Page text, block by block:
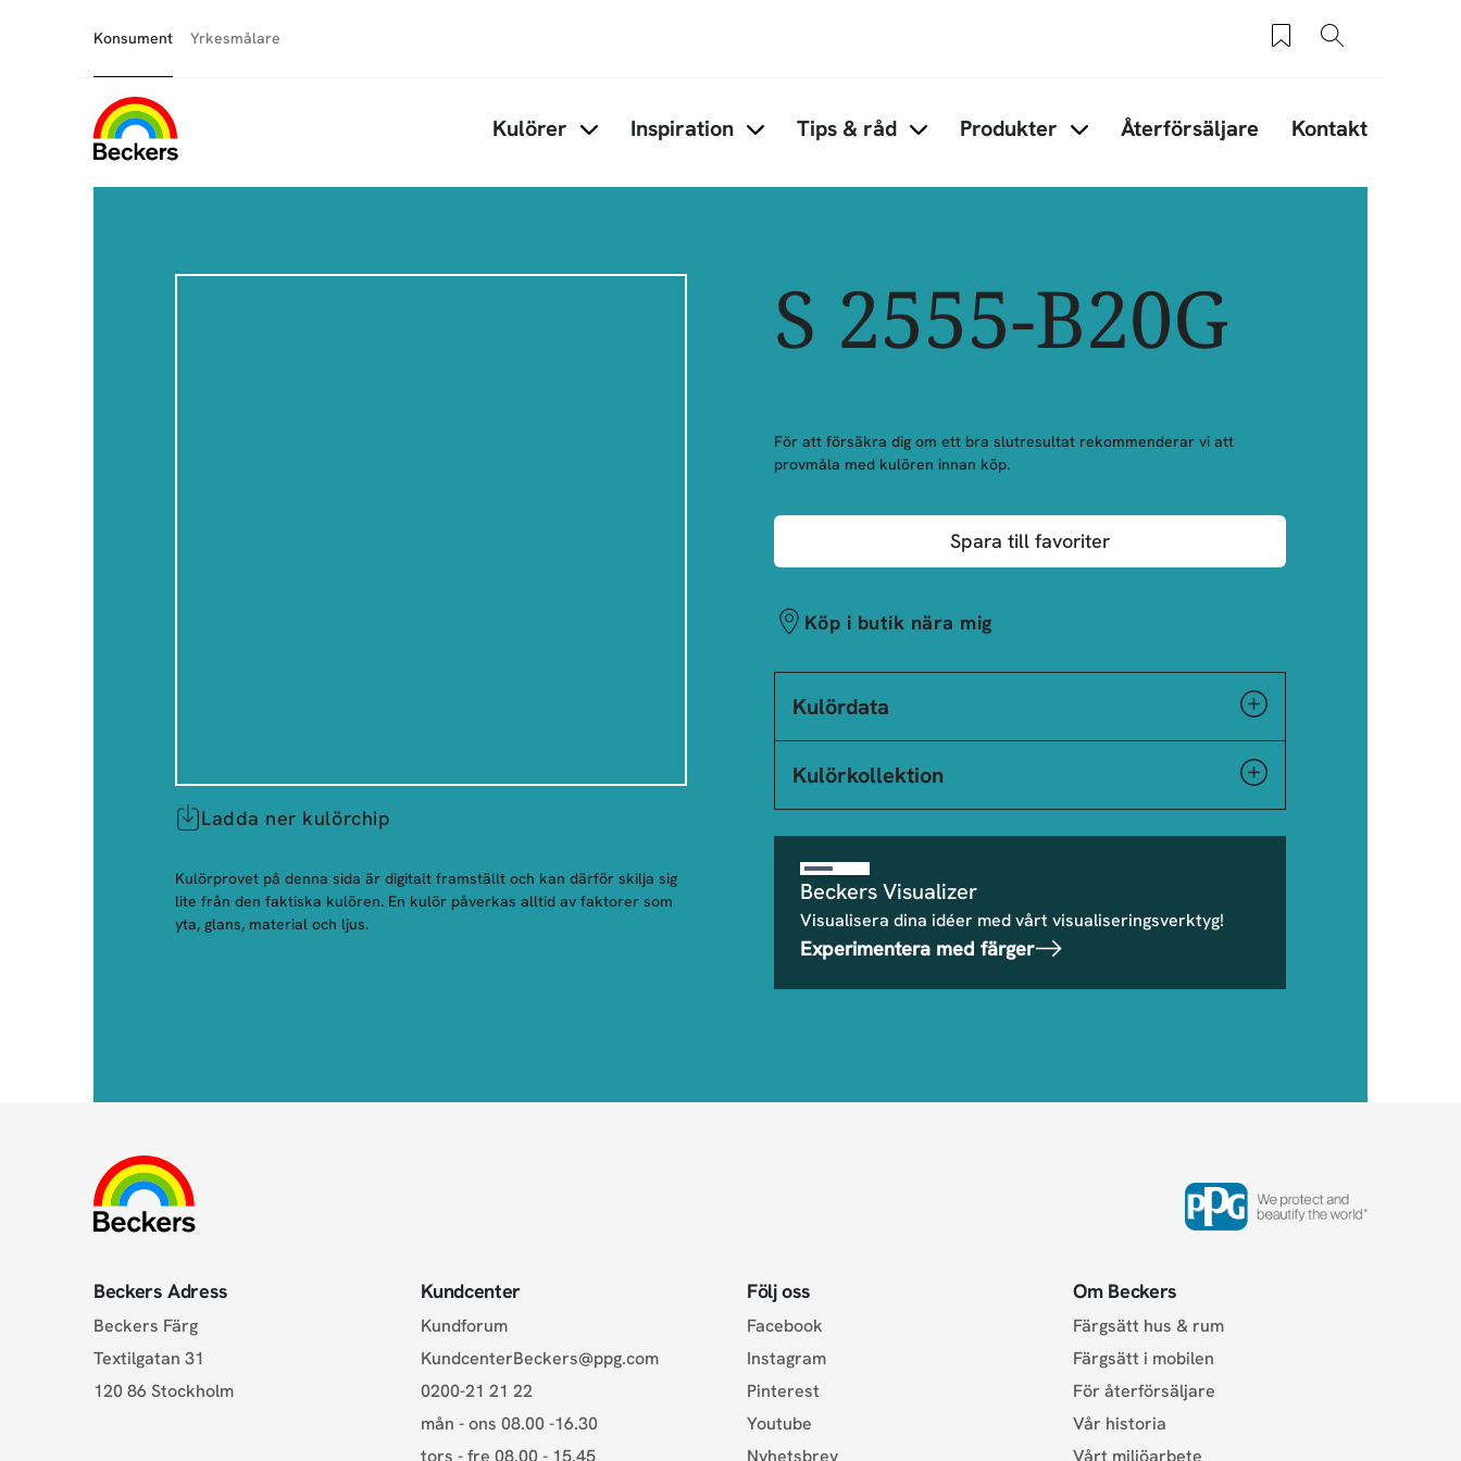
Konsument Yrkesmålare Sparade produkter
Sök
Kulörer Inspiration Tips & råd Produkter Återförsäljare Kontakt
S 2555-B20G
Ladda ner kulörchip
Kulörprovet på denna sida är digitalt framställt och kan därför skilja sig
lite från den faktiska kulören. En kulör påverkas alltid av faktorer som
yta, glans, material och ljus.
För att försäkra dig om ett bra slutresultat rekommenderar vi att
provmåla med kulören innan köp.
Spara till favoriter
Köp i butik nära mig
Kulördata
Kulörkollektion
Beckers Visualizer
Visualisera dina idéer med vårt visualiseringsverktyg!
Experimentera med färger
Beckers Adress
Beckers Färg
Textilgatan 31
120 86 Stockholm
Kundcenter
Kundforum
KundcenterBeckers@ppg.com
0200-21 21 22
mån - ons 08.00 -16.30
tors - fre 08.00 - 15.45
Följ oss
Facebook
Instagram
Pinterest
Youtube
Nyhetsbrev
Om Beckers
Färgsätt hus & rum
Färgsätt i mobilen
För återförsäljare
Vår historia
Vårt miljöarbete